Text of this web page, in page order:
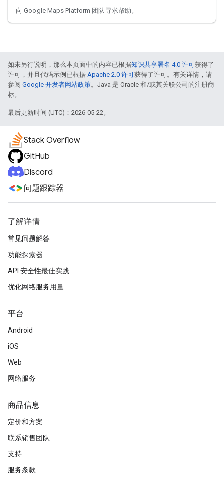
向 Google Maps Platform 团队寻求帮助。
如未另行说明，那么本页面中的内容已根据知识共享署名 4.0 许可获得了
许可，并且代码示例已根据 Apache 2.0 许可获得了许可。有关详情，请
参阅 Google 开发者网站政策。Java 是 Oracle 和/或其关联公司的注册商
标。
最后更新时间 (UTC)：2026-05-22。
Stack Overflow
GitHub
Discord
问题跟踪器
了解详情
常见问题解答
功能探索器
API 安全性最佳实践
优化网络服务用量
平台
Android
iOS
Web
网络服务
商品信息
定价和方案
联系销售团队
支持
服务条款